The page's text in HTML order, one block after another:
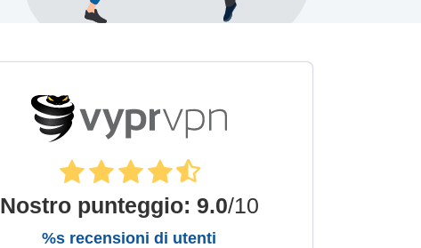
Nostro punteggio: 9.0/10
%s recensioni di utenti